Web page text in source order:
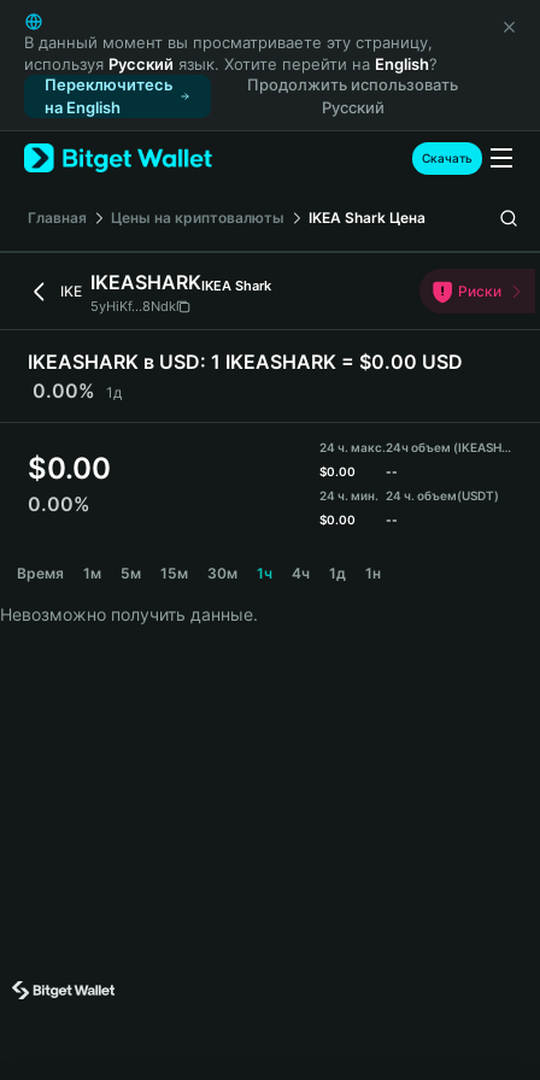
English
日本語
Tiếng Việt
Русский
Español (Latinoamérica)
Türkçe
Français
Deutsch
繁體中文
Português (Portugal)
Bahasa Indonesia
ภาษาไทย
हिन्दी
Español
Português (Brasil)
В данный момент вы просматриваете эту страницу,
используя Русский язык. Хотите перейти на English?
Переключитесь
на English
Продолжить использовать
Русский
Скачать
Главная Цены на криптовалюты IKEA Shark Цена
IKE IKEASHARKIKEA Shark
5yHiKf...8Ndk
Риски
IKEASHARK в USD: 1 IKEASHARK = $0.00 USD
0.00%
1д
$0.00
0.00%
24 ч. макс.
$0.00
24 ч. мин.
$0.00
24ч объем (IKEASHARK)
--
24 ч. объем(USDT)
--
Время 1м 5м 15м 30м 1ч 4ч 1д 1н
Невозможно получить данные.